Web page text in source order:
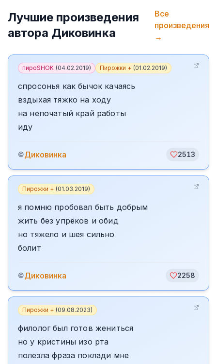
Лучшие произведения
автора Диковинка
Все
произведения
→
пироSHOK (04.02.2019) Пирожки + (01.02.2019)
спросонья как бычок качаясь
вздыхая тяжко на ходу
на непочатый край работы
иду
©Диковинка 2513
Пирожки + (01.03.2019)
я помню пробовал быть добрым
жить без упрёков и обид
но тяжело и шея сильно
болит
©Диковинка 2258
Пирожки + (09.08.2023)
филолог был готов жениться
но у кристины изо рта
полезла фраза поклади мне